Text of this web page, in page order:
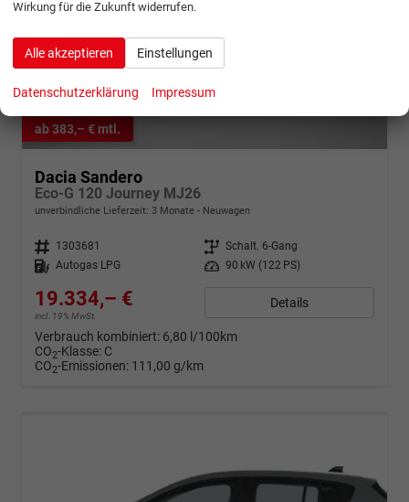
ab 383,– € mtl.
Dacia Sandero
Eco-G 120 Journey MJ26
unverbindliche Lieferzeit: 3 Monate Neuwagen
Fahrzeugnr. 1303681 Getriebe Schalt. 6-Gang
Kraftstoff Autogas LPG Leistung 90 kW (122 PS)
19.334,– €
incl. 19% MwSt.
Details
Verbrauch kombiniert: 6,80 l/100km
CO2-Klasse: C
CO2-Emissionen: 111,00 g/km
Wirkung für die Zukunft widerrufen.
Alle akzeptieren Einstellungen
Datenschutzerklärung Impressum